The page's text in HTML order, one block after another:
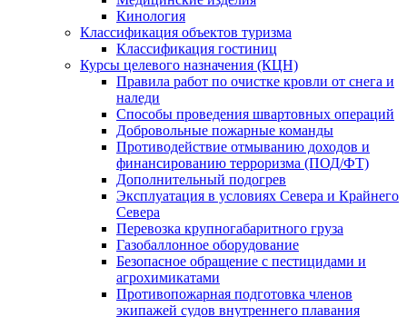
Кинология
Классификация объектов туризма
Классификация гостиниц
Курсы целевого назначения (КЦН)
Правила работ по очистке кровли от снега и
наледи
Способы проведения швартовных операций
Добровольные пожарные команды
Противодействие отмыванию доходов и
финансированию терроризма (ПОД/ФТ)
Дополнительный подогрев
Эксплуатация в условиях Севера и Крайнего
Севера
Перевозка крупногабаритного груза
Газобаллонное оборудование
Безопасное обращение с пестицидами и
агрохимикатами
Противопожарная подготовка членов
экипажей судов внутреннего плавания